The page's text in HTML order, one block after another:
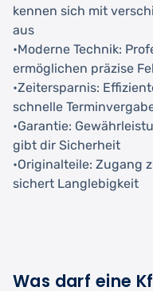
kennen sich mit
aus
•Moderne Technik:
ermöglichen präzise
•Zeitersparnis:
schnelle
•Garantie:
gibt dir Sicherheit
•Originalteile: Zugang
sichert Langlebigkeit
Was darf eine